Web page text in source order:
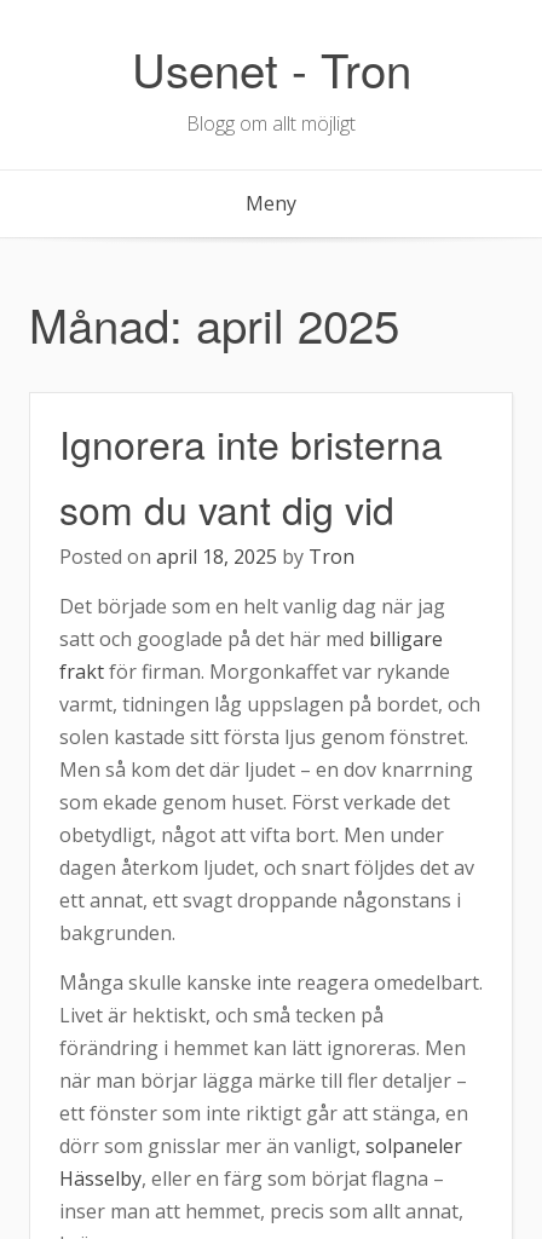
Usenet - Tron
Blogg om allt möjligt
Meny
Månad: april 2025
Ignorera inte bristerna
som du vant dig vid
Posted on april 18, 2025 by Tron
Det började som en helt vanlig dag när jag
satt och googlade på det här med billigare
fraktför firman. Morgonkaffet var rykande
varmt, tidningen låg uppslagen på bordet, och
solen kastade sitt första ljus genom fönstret.
Men så kom det där ljudet – en dov knarrning
som ekade genom huset. Först verkade det
obetydligt, något att vifta bort. Men under
dagen återkom ljudet, och snart följdes det av
ett annat, ett svagt droppande någonstans i
bakgrunden.
Många skulle kanske inte reagera omedelbart.
Livet är hektiskt, och små tecken på
förändring i hemmet kan lätt ignoreras. Men
när man börjar lägga märke till fler detaljer –
ett fönster som inte riktigt går att stänga, en
dörr som gnisslar mer än vanligt, solpaneler
Hässelby, eller en färg som börjat flagna –
inser man att hemmet, precis som allt annat,